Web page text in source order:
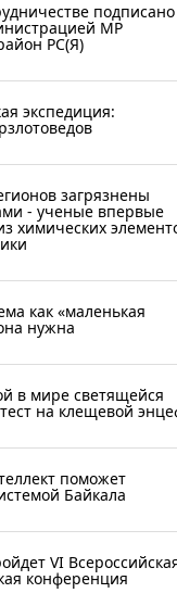
подписано
МР
РС(Я)
экспедиция:
загрязнены
- ученые впервые
химических
как «маленькая
нужна
в мире светящейся
на клещевой
поможет
Байкала
VI
конференция